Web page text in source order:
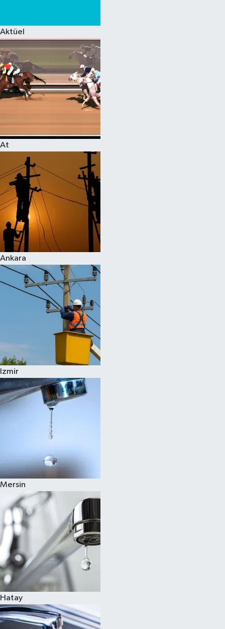
Aktüel
At
Ankara
Izmir
Mersin
Hatay